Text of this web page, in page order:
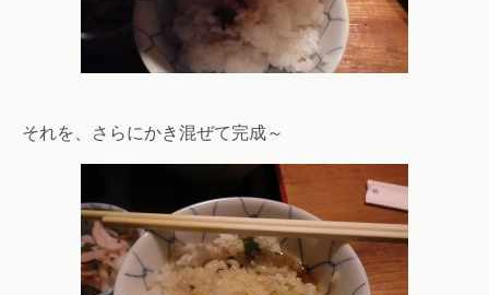
それを、さらにかき混ぜて完成～